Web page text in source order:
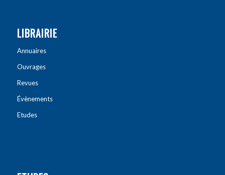
LIBRAIRIE
Annuaires
Ouvrages
Revues
Évènements
Etudes